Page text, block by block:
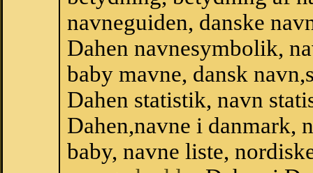
navneguiden, danske
Dahen navnesymbolik,
baby mavne, dansk
Dahen statistik, navn
Dahen,navne i danmark,
baby, navne liste,